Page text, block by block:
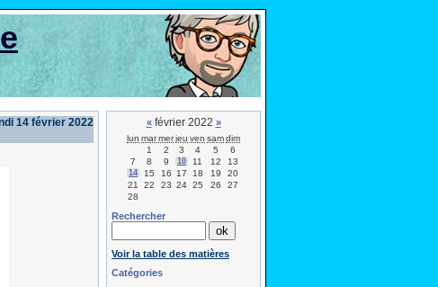
14 février 2022 «février 2022 »
lun marmerjeu ven samdim
1
2 3 4 5
6
7
8 9 10 11 12 13
14 15 16 17 18 19
20
21
22 23 24 25 26
27
28
Rechercher
Voir la table des matières
Catégories